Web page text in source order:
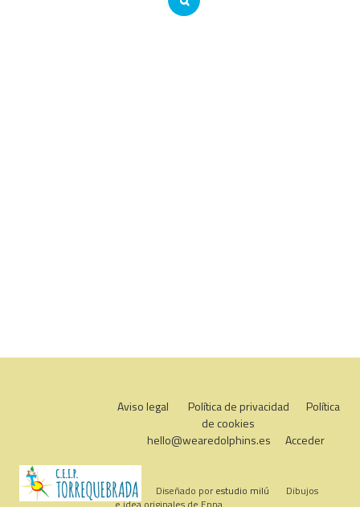
Aviso legal Política de privacidad
Política
de cookies
hello@wearedolphins.es
Acceder
Diseñado por estudio milú Dibujos